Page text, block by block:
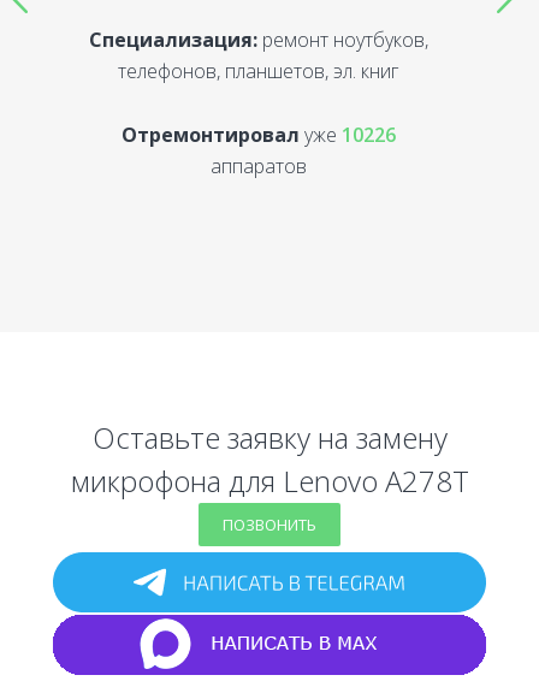
Специализация:ремонт ноутбуков,
телефонов, планшетов, эл. книг
Отремонтировал уже 10226
аппаратов
Оставьте заявку на замену
микрофона для Lenovo A278T
ПОЗВОНИТЬ